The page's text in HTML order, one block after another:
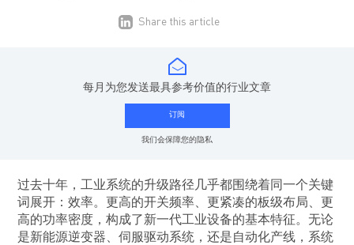
Share this article
每月为您发送最具参考价值的行业文章
订阅
我们会保障您的隐私
过去十年，工业系统的升级路径几乎都围绕着同一个关键
词展开：效率。更高的开关频率、更紧凑的板级布局、更
高的功率密度，构成了新一代工业设备的基本特征。无论
是新能源逆变器、伺服驱动系统，还是自动化产线，系统